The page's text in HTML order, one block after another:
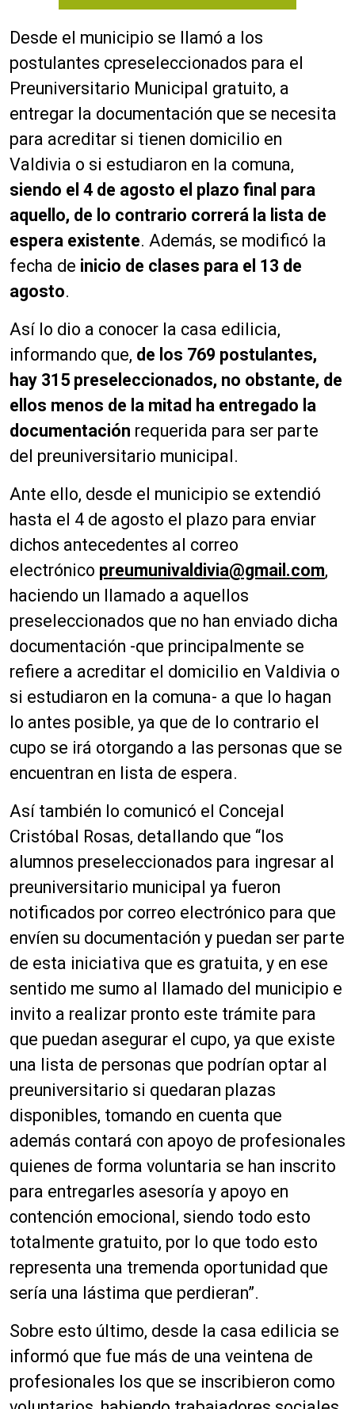
Desde el municipio se llamó a los
postulantes cpreseleccionados para el
Preuniversitario Municipal gratuito, a
entregar la documentación que se necesita
para acreditar si tienen domicilio en
Valdivia o si estudiaron en la comuna,
siendo el 4 de agosto el plazo final para
aquello, de lo contrario correrá la lista de
espera existente. Además, se modificó la
fecha de inicio de clases para el 13 de
agosto.
Así lo dio a conocer la casa edilicia,
informando que, de los 769 postulantes,
hay 315 preseleccionados, no obstante, de
ellos menos de la mitad ha entregado la
documentación requerida para ser parte
del preuniversitario municipal.
Ante ello, desde el municipio se extendió
hasta el 4 de agosto el plazo para enviar
dichos antecedentes al correo
electrónico preumunivaldivia@gmail.com,
haciendo un llamado a aquellos
preseleccionados que no han enviado dicha
documentación -que principalmente se
refiere a acreditar el domicilio en Valdivia o
si estudiaron en la comuna- a que lo hagan
lo antes posible, ya que de lo contrario el
cupo se irá otorgando a las personas que se
encuentran en lista de espera.
Así también lo comunicó el Concejal
Cristóbal Rosas, detallando que “los
alumnos preseleccionados para ingresar al
preuniversitario municipal ya fueron
notificados por correo electrónico para que
envíen su documentación y puedan ser parte
de esta iniciativa que es gratuita, y en ese
sentido me sumo al llamado del municipio e
invito a realizar pronto este trámite para
que puedan asegurar el cupo, ya que existe
una lista de personas que podrían optar al
preuniversitario si quedaran plazas
disponibles, tomando en cuenta que
además contará con apoyo de profesionales
quienes de forma voluntaria se han inscrito
para entregarles asesoría y apoyo en
contención emocional, siendo todo esto
totalmente gratuito, por lo que todo esto
representa una tremenda oportunidad que
sería una lástima que perdieran”.
Sobre esto último, desde la casa edilicia se
informó que fue más de una veintena de
profesionales los que se inscribieron como